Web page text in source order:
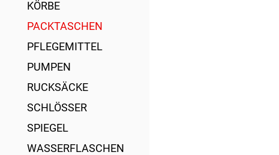
KÖRBE
PACKTASCHEN
PFLEGEMITTEL
PUMPEN
RUCKSÄCKE
SCHLÖSSER
SPIEGEL
WASSERFLASCHEN